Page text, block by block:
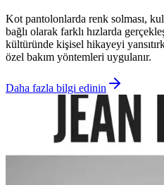
Kot pantolonlarda renk solması,
bağlı olarak farklı hızlarda
kültüründe kişisel hikayeyi
özel bakım yöntemleri uygulanır.
Daha fazla bilgi edinin